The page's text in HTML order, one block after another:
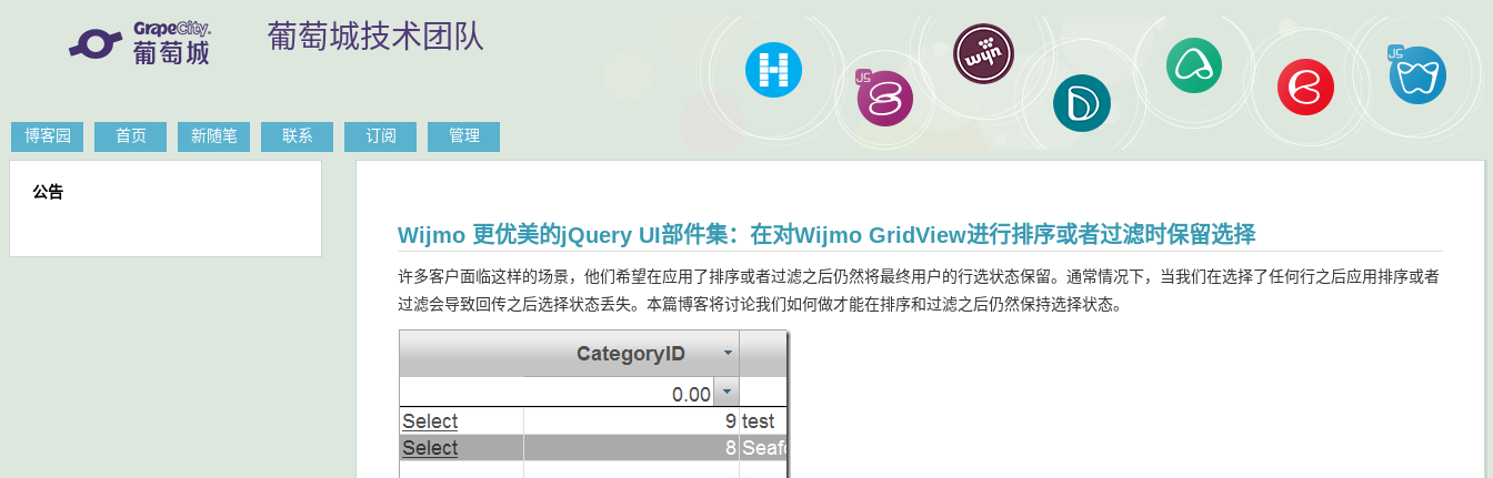
葡萄城技术团队
博客园 首页 新随笔 联系 订阅 管理
Wijmo 更优美的jQuery UI部件集：在对Wijmo GridView进行排序或者过滤时保留选择
许多客户面临这样的场景，他们希望在应用了排序或者过滤之后仍然将最终用户的行选状态保留。通常情况下，当我们在选择了任何行之后应用排序或者
过滤会导致回传之后选择状态丢失。本篇博客将讨论我们如何做才能在排序和过滤之后仍然保持选择状态。
公告